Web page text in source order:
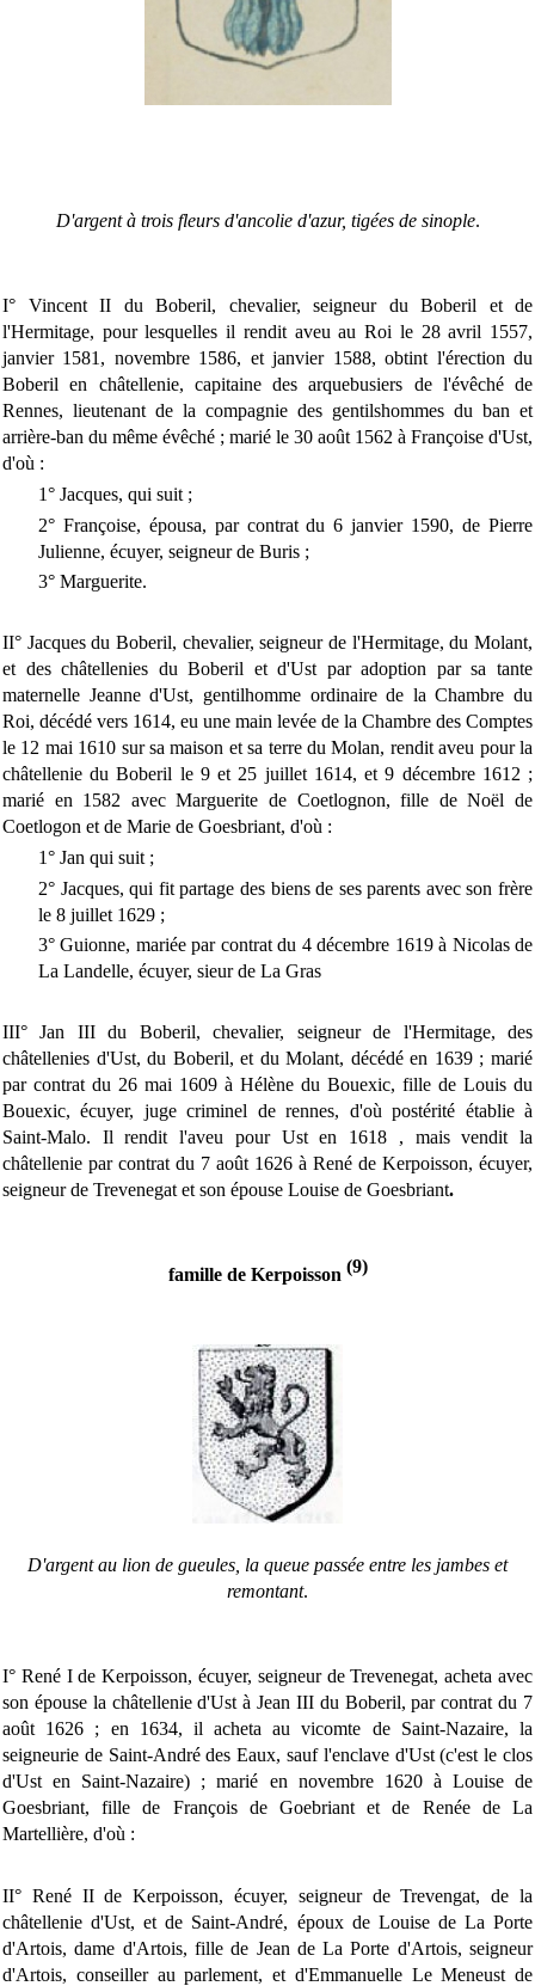
D'argent à trois fleurs d'ancolie d'azur, tigées de sinople.
I° Vincent II du Boberil, chevalier, seigneur du Boberil et de
l'Hermitage, pour lesquelles il rendit aveu au Roi le 28 avril 1557,
janvier 1581, novembre 1586, et janvier 1588, obtint l'érection du
Boberil en châtellenie, capitaine des arquebusiers de l'évêché de
Rennes, lieutenant de la compagnie des gentilshommes du ban et
arrière-ban du même évêché ; marié le 30 août 1562 à Françoise d'Ust,
d'où :
1° Jacques, qui suit ;
2° Françoise, épousa, par contrat du 6 janvier 1590, de Pierre
Julienne, écuyer, seigneur de Buris ;
3° Marguerite.
II° Jacques du Boberil, chevalier, seigneur de l'Hermitage, du Molant,
et des châtellenies du Boberil et d'Ust par adoption par sa tante
maternelle Jeanne d'Ust, gentilhomme ordinaire de la Chambre du
Roi, décédé vers 1614, eu une main levée de la Chambre des Comptes
le 12 mai 1610 sur sa maison et sa terre du Molan, rendit aveu pour la
châtellenie du Boberil le 9 et 25 juillet 1614, et 9 décembre 1612 ;
marié en 1582 avec Marguerite de Coetlognon, fille de Noël de
Coetlogon et de Marie de Goesbriant, d'où :
1° Jan qui suit ;
2° Jacques, qui fit partage des biens de ses parents avec son frère
le 8 juillet 1629 ;
3° Guionne, mariée par contrat du 4 décembre 1619 à Nicolas de
La Landelle, écuyer, sieur de La Gras
III° Jan III du Boberil, chevalier, seigneur de l'Hermitage, des
châtellenies d'Ust, du Boberil, et du Molant, décédé en 1639 ; marié
par contrat du 26 mai 1609 à Hélène du Bouexic, fille de Louis du
Bouexic, écuyer, juge criminel de rennes, d'où postérité établie à
Saint-Malo. Il rendit l'aveu pour Ust en 1618 , mais vendit la
châtellenie par contrat du 7 août 1626 à René de Kerpoisson, écuyer,
seigneur de Trevenegat et son épouse Louise de Goesbriant.
famille de Kerpoisson (9)
D'argent au lion de gueules, la queue passée entre les jambes et
remontant.
I° René I de Kerpoisson, écuyer, seigneur de Trevenegat, acheta avec
son épouse la châtellenie d'Ust à Jean III du Boberil, par contrat du 7
août 1626 ; en 1634, il acheta au vicomte de Saint-Nazaire, la
seigneurie de Saint-André des Eaux, sauf l'enclave d'Ust (c'est le clos
d'Ust en Saint-Nazaire) ; marié en novembre 1620 à Louise de
Goesbriant, fille de François de Goebriant et de Renée de La
Martellière, d'où :
II° René II de Kerpoisson, écuyer, seigneur de Trevengat, de la
châtellenie d'Ust, et de Saint-André, époux de Louise de La Porte
d'Artois, dame d'Artois, fille de Jean de La Porte d'Artois, seigneur
d'Artois, conseiller au parlement, et d'Emmanuelle Le Meneust de